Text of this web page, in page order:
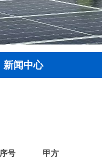
新闻中心
序号 甲方